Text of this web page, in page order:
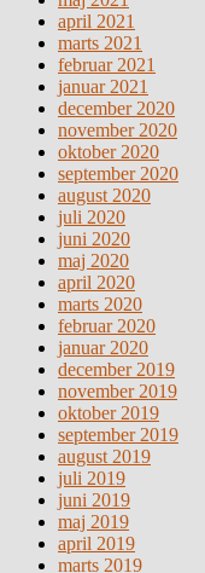
april 2021
marts 2021
februar 2021
januar 2021
december 2020
november 2020
oktober 2020
september 2020
august 2020
juli 2020
juni 2020
maj 2020
april 2020
marts 2020
februar 2020
januar 2020
december 2019
november 2019
oktober 2019
september 2019
august 2019
juli 2019
juni 2019
maj 2019
april 2019
marts 2019